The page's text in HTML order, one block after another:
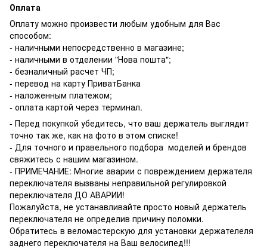
Оплата
Оплату можно произвести любым удобным для Вас
способом:
- наличными непосредственно в магазине;
- наличными в отделении "Нова пошта";
- безналичный расчет ЧП;
- перевод на карту ПриватБанка
- наложенным платежом;
- оплата картой через терминал.
- Перед покупкой убедитесь, что ваш держатель выглядит
точно так же, как на фото в этом списке!
- Для точного и правельного подбора моделей и брендов
свяжитесь с нашим магазином.
- ПРИМЕЧАНИЕ: Многие аварии с повреждением держателя
переключателя вызваны неправильной регулировкой
переключателя ДО АВАРИИ!
Пожалуйста, не устанавливайте просто новый держатель
переключателя не определив причину поломки.
Обратитесь в веломастерскую для установки держателеля
заднего переключателя на Ваш велосипед!!!